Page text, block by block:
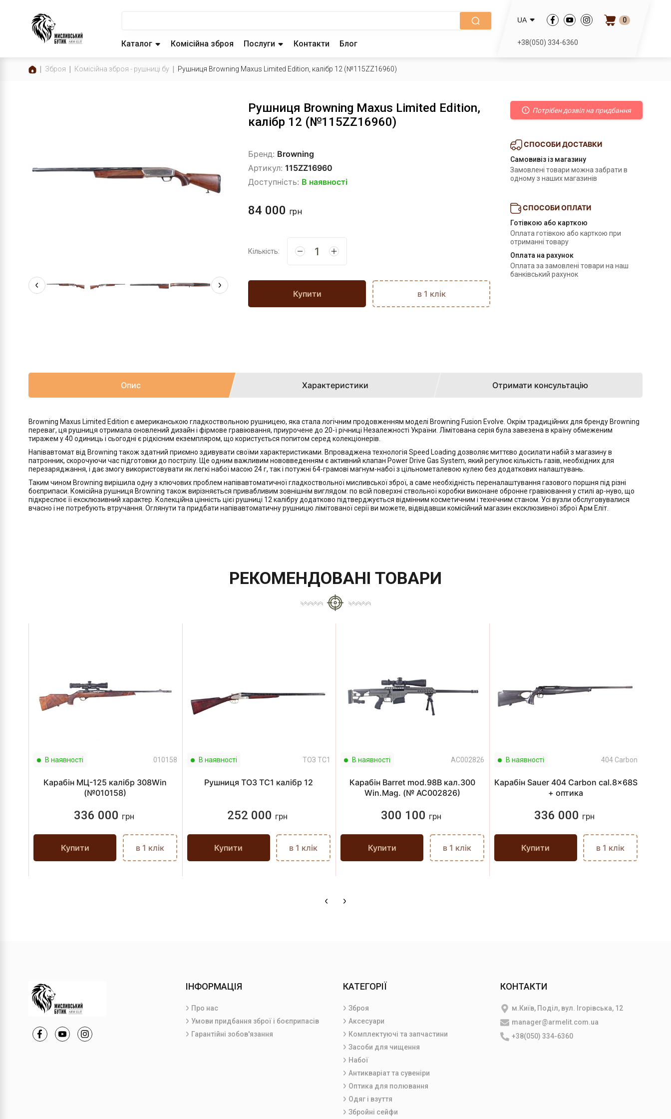
Каталог Комісійна зброя Послуги Контакти Блог
UA 0
+38(050) 334-6360
Зброя Комісійна зброя - рушниці бу Рушниця Browning Maxus Limited Edition, калібр 12 (№115ZZ16960)
Рушниця Browning Maxus Limited Edition,
калібр 12 (№115ZZ16960)
Бренд: Browning
Артикул: 115ZZ16960
Доступність: В наявності
84 000 грн
Кількість:
Купити в 1 клік
Потрібен дозвіл на придбання
СПОСОБИ ДОСТАВКИ
Самовивіз із магазину
Замовлені товари можна забрати в
одному з наших магазинів
СПОСОБИ ОПЛАТИ
Готівкою або карткою
Оплата готівкою або карткою при
отриманні товару
Оплата на рахунок
Оплата за замовлені товари на наш
банківський рахунок
Опис Характеристики Отримати консультацію
Browning Maxus Limited Edition є американською гладкоствольною рушницею, яка стала логічним продовженням моделі Browning Fusion Evolve. Окрім традиційних для бренду Browning
переваг, ця рушниця отримала оновлений дизайн і фірмове гравіювання, приурочене до 20-ї річниці Незалежності України. Лімітована серія була завезена в країну обмеженим
тиражем у 40 одиниць і сьогодні є рідкісним екземпляром, що користується попитом серед колекціонерів.
Напівавтомат від Browning також здатний приємно здивувати своїми характеристиками. Впроваджена технологія Speed Loading дозволяє миттєво досилати набій з магазину в
патронник, скорочуючи час підготовки до пострілу. Ще одним важливим нововведенням є активний клапан Power Drive Gas System, який регулює кількість газів, необхідних для
перезаряджання, і дає змогу використовувати як легкі набої масою 24 г, так і потужні 64-грамові магнум-набої з цільнометалевою кулею без додаткових налаштувань.
Таким чином Browning вирішила одну з ключових проблем напівавтоматичної гладкоствольної мисливської зброї, а саме необхідність переналаштування газового поршня під різні
боєприпаси. Комісійна рушниця Browning також вирізняється привабливим зовнішнім виглядом: по всій поверхні ствольної коробки виконане обронне гравіювання у стилі ар-нуво, що
підкреслює її ексклюзивний характер. Колекційна цінність цієї рушниці 12 калібру додатково підтверджується відмінним косметичним і технічним станом. Усі вузли обслуговувалися
вчасно і не потребують втручання. Оглянути та придбати напівавтоматичну рушницю лімітованої серії ви можете, відвідавши комісійний магазин ексклюзивної зброї Арм Еліт.
РЕКОМЕНДОВАНІ ТОВАРИ
В наявності 010158
Карабін МЦ-125 калібр 308Win
(№010158)
336 000 грн
Купити в 1 клік
В наявності ТОЗ ТС1
Рушниця ТОЗ ТС1 калібр 12
252 000 грн
Купити в 1 клік
В наявності АС002826
Карабін Barret mod.98B кал.300
Win.Mag. (№ АС002826)
300 100 грн
Купити в 1 клік
В наявності 404 Carbon
Карабін Sauer 404 Carbon cal.8x68S
+ оптика
336 000 грн
Купити в 1 клік
ІНФОРМАЦІЯ
Про нас
Умови придбання зброї і боєприпасів
Гарантійні зобов'язання
КАТЕГОРІЇ
Зброя
Аксесуари
Комплектуючі та запчастини
Засоби для чищення
Набої
Антикваріат та сувеніри
Оптика для полювання
Одяг і взуття
Збройні сейфи
КОНТАКТИ
м.Київ, Поділ, вул. Ігорівська, 12
manager@armelit.com.ua
+38(050) 334-6360